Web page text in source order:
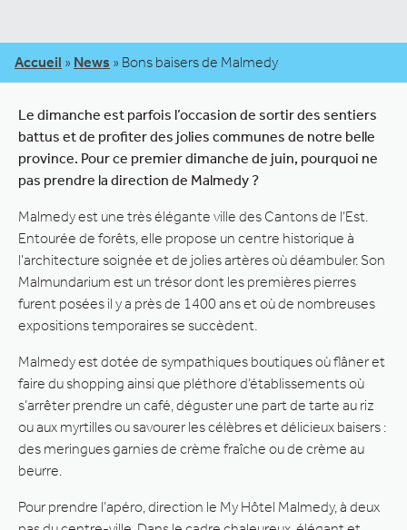
Accueil » News » Bons baisers de Malmedy
Le dimanche est parfois l’occasion de sortir des sentiers
battus et de profiter des jolies communes de notre belle
province. Pour ce premier dimanche de juin, pourquoi ne
pas prendre la direction de Malmedy ?
Malmedy est une très élégante ville des Cantons de l’Est.
Entourée de forêts, elle propose un centre historique à
l’architecture soignée et de jolies artères où déambuler. Son
Malmundarium est un trésor dont les premières pierres
furent posées il y a près de 1400 ans et où de nombreuses
expositions temporaires se succèdent.
Malmedy est dotée de sympathiques boutiques où flâner et
faire du shopping ainsi que pléthore d’établissements où
s’arrêter prendre un café, déguster une part de tarte au riz
ou aux myrtilles ou savourer les célèbres et délicieux baisers :
des meringues garnies de crème fraîche ou de crème au
beurre.
Pour prendre l’apéro, direction le My Hôtel Malmedy, à deux